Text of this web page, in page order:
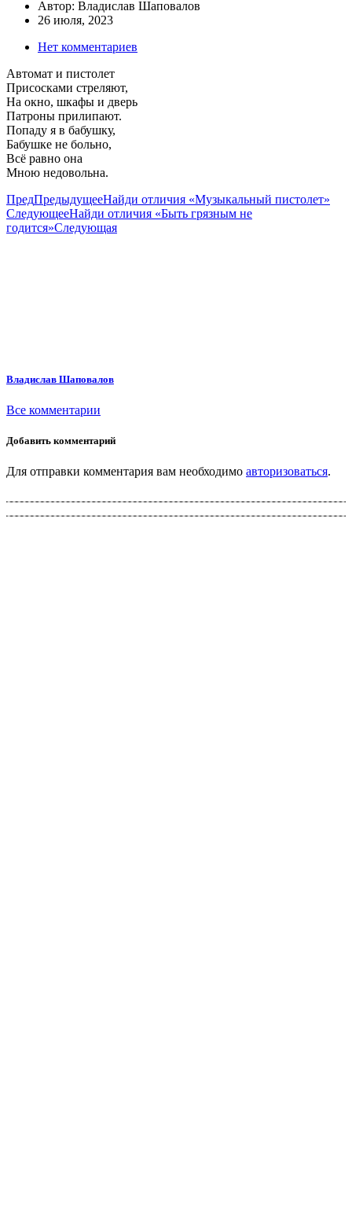
Автор: Владислав Шаповалов
26 июля, 2023
Нет комментариев
Автомат и пистолет
Присосками стреляют,
На окно, шкафы и дверь
Патроны прилипают.
Попаду я в бабушку,
Бабушке не больно,
Всё равно она
Мною недовольна.
ПредПредыдущееНайди отличия «Музыкальный пистолет»
СледующееНайди отличия «Быть грязным не
годится»Следующая
Владислав Шаповалов
Все комментарии
Добавить комментарий
Для отправки комментария вам необходимо авторизоваться.